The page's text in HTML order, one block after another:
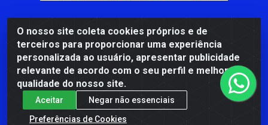
O nosso site coleta cookies próprios e de
terceiros para proporcionar uma experiência
personalizada ao usuário, apresentar publicidade
relevante de acordo com o seu perfil e melhorar a
qualidade do nosso site.
Aceitar
Negar não essenciais
Preferências de Cookies
CBP MACEDO COMERCIO PEÇAS LTDA Matriz - av Mauro
Miranda Madureira, 1249 - Coramara , Cachoeiro de
Itapemirim/ES - CEP 29.311-310 - CNPJ 00.502.680/0001-41